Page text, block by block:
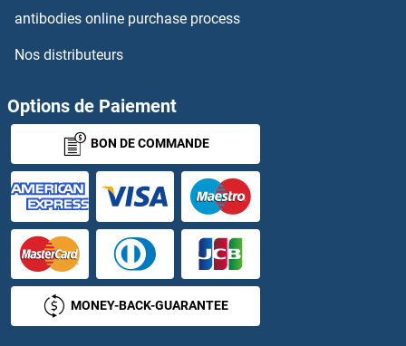
PACS1 Anticorps
PACS2 Anticorps
PACSIN1 Anticorps
PACSIN2 Anticorps
PACSIN3 Anticorps
PAD4 Anticorps
PADI1 Anticorps
PADI2 Anticorps
antibodies online purchase process
Nos distributeurs
Options de Paiement
BON DE COMMANDE
MONEY-BACK-GUARANTEE